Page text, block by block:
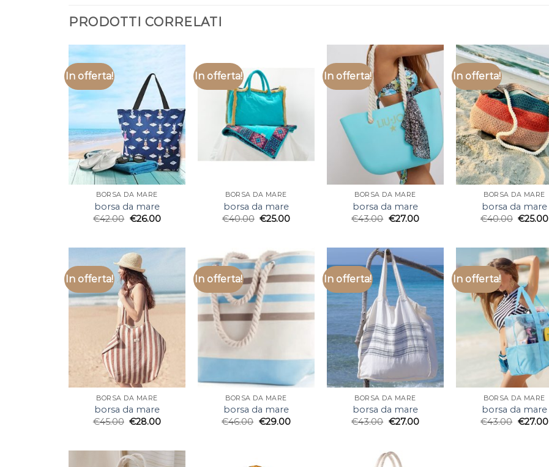
PRODOTTI CORRELATI
In offerta!
BORSA DA MARE
borsa da mare
€42.00 €26.00
In offerta!
BORSA DA MARE
borsa da mare
€40.00 €25.00
In offerta!
BORSA DA MARE
borsa da mare
€43.00 €27.00
In offerta!
BORSA DA MARE
borsa da mare
€40.00 €25.00
In offerta!
BORSA DA MARE
borsa da mare
€45.00 €28.00
In offerta!
BORSA DA MARE
borsa da mare
€46.00 €29.00
In offerta!
BORSA DA MARE
borsa da mare
€43.00 €27.00
In offerta!
BORSA DA MARE
borsa da mare
€43.00 €27.00